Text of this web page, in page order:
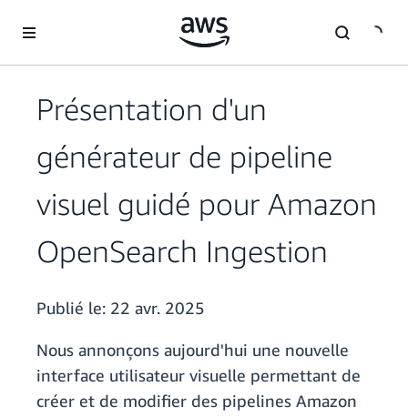
Présentation d'un
générateur de pipeline
visuel guidé pour Amazon
OpenSearch Ingestion
Publié le: 22 avr. 2025
Nous annonçons aujourd'hui une nouvelle
interface utilisateur visuelle permettant de
créer et de modifier des pipelines Amazon